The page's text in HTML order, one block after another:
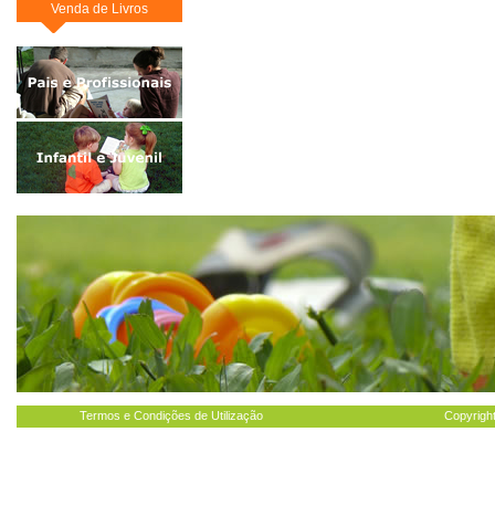
Venda de Livros
Termos e Condições de Utilização